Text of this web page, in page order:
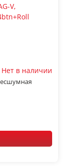
Нет в наличии